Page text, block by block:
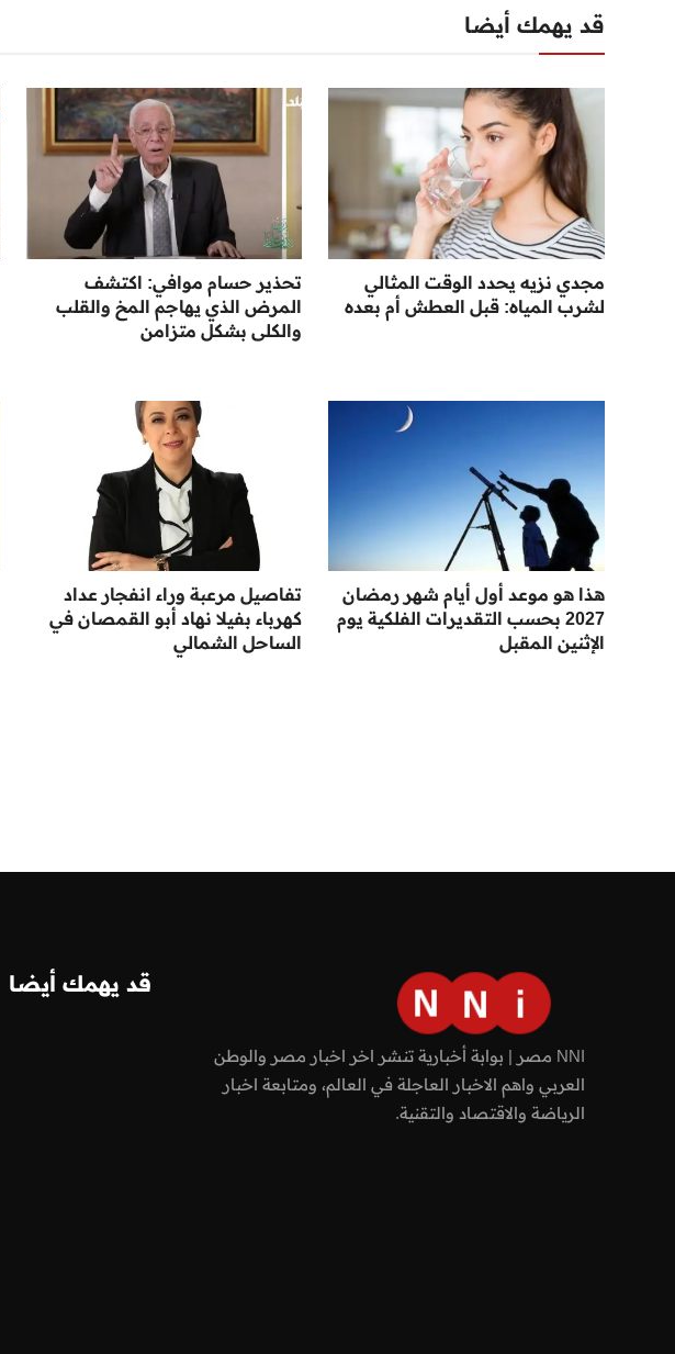
قد يهمك أيضا
مجدي نزيه يحدد الوقت المثالي
لشرب المياه: قبل العطش أم بعده
تحذير حسام موافي: اكتشف
المرض الذي يهاجم المخ والقلب
والكلى بشكل متزامن
هذا هو موعد أول أيام شهر رمضان
2027 بحسب التقديرات الفلكية يوم
الإثنين المقبل
تفاصيل مرعبة وراء انفجار عداد
كهرباء بفيلا نهاد أبو القمصان في
الساحل الشمالي
NNI مصر | بوابة أخبارية تنشر اخر اخبار مصر والوطن
العربي واهم الاخبار العاجلة في العالم، ومتابعة اخبار
الرياضة والاقتصاد والتقنية.
قد يهمك أيضا